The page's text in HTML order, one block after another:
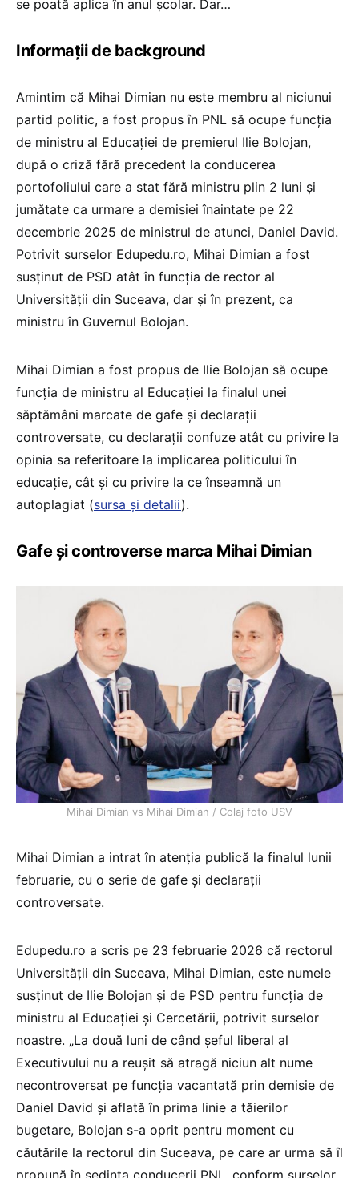
se poată aplica în anul școlar. Dar…
Informații de background
Amintim că Mihai Dimian nu este membru al niciunui
partid politic, a fost propus în PNL să ocupe funcția
de ministru al Educației de premierul Ilie Bolojan,
după o criză fără precedent la conducerea
portofoliului care a stat fără ministru plin 2 luni și
jumătate ca urmare a demisiei înaintate pe 22
decembrie 2025 de ministrul de atunci, Daniel David.
Potrivit surselor Edupedu.ro, Mihai Dimian a fost
susținut de PSD atât în funcția de rector al
Universității din Suceava, dar și în prezent, ca
ministru în Guvernul Bolojan.
Mihai Dimian a fost propus de Ilie Bolojan să ocupe
funcția de ministru al Educației la finalul unei
săptămâni marcate de gafe și declarații
controversate, cu declarații confuze atât cu privire la
opinia sa referitoare la implicarea politicului în
educație, cât și cu privire la ce înseamnă un
autoplagiat (sursa și detalii).
Gafe și controverse marca Mihai Dimian
Mihai Dimian vs Mihai Dimian / Colaj foto USV
Mihai Dimian a intrat în atenția publică la finalul lunii
februarie, cu o serie de gafe și declarații
controversate.
Edupedu.ro a scris pe 23 februarie 2026 că rectorul
Universității din Suceava, Mihai Dimian, este numele
susținut de Ilie Bolojan și de PSD pentru funcția de
ministru al Educației și Cercetării, potrivit surselor
noastre. „La două luni de când șeful liberal al
Executivului nu a reușit să atragă niciun alt nume
necontroversat pe funcția vacantată prin demisie de
Daniel David și aflată în prima linie a tăierilor
bugetare, Bolojan s-a oprit pentru moment cu
căutările la rectorul din Suceava, pe care ar urma să îl
propună în ședința conducerii PNL, conform surselor